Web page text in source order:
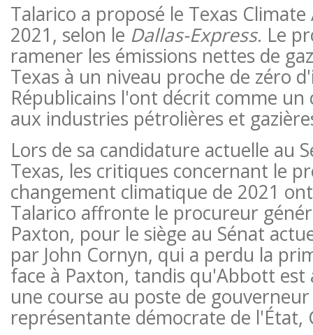
Talarico a proposé le Texas
2021, selon leDallas-Express. Le
ramener les émissions nettes de
Texas à un niveau proche de zéro
Républicains l'ont décrit comme
aux industries pétrolières et
Lors de sa candidature actuelle au
Texas, les critiques concernant le
changement climatique de 2021
Talarico affronte le procureur
Paxton, pour le siège au Sénat
par John Cornyn, qui a perdu la
face à Paxton, tandis qu'Abbott est
une course au poste de
représentante démocrate de l'État,